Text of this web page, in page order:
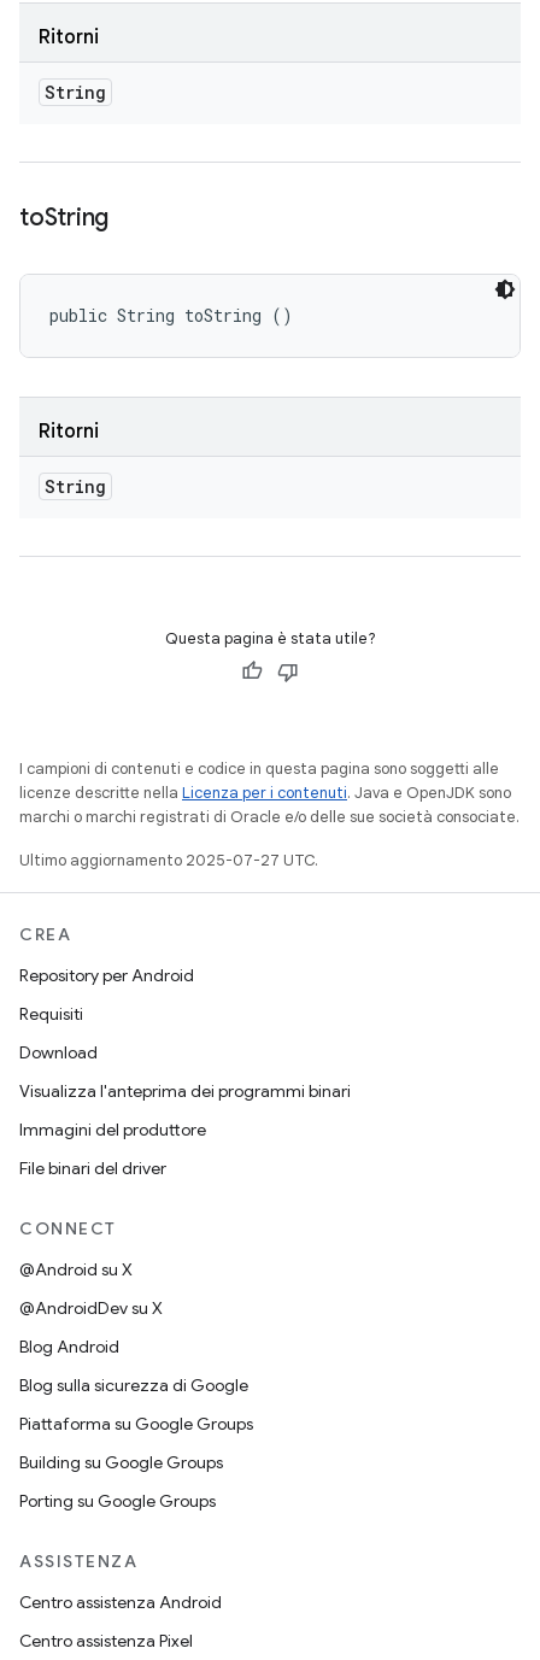
Ritorni
String
toString
public String toString ()
Ritorni
String
Questa pagina è stata utile?
I campioni di contenuti e codice in questa pagina sono soggetti alle
licenze descritte nella Licenza per i contenuti. Java e OpenJDK sono
marchi o marchi registrati di Oracle e/o delle sue società consociate.
Ultimo aggiornamento 2025-07-27 UTC.
CREA
Repository per Android
Requisiti
Download
Visualizza l'anteprima dei programmi binari
Immagini del produttore
File binari del driver
CONNECT
@Android su X
@AndroidDev su X
Blog Android
Blog sulla sicurezza di Google
Piattaforma su Google Groups
Building su Google Groups
Porting su Google Groups
ASSISTENZA
Centro assistenza Android
Centro assistenza Pixel